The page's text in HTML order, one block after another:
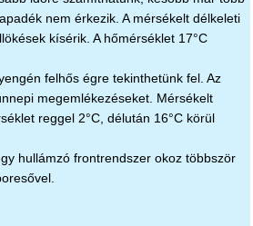
nem érkezik. A mérsékelt délkeleti
kísérik. A hőmérséklet 17°C
felhős égre tekinthetünk fel. Az
megemlékezéseket. Mérsékelt
reggel 2°C, délután 16°C körül
hullámzó frontrendszer okoz többször